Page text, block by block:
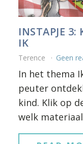
INSTAPJE 3:
IK
Terence Geen
In het thema
peuter
kind. Klik op
welk